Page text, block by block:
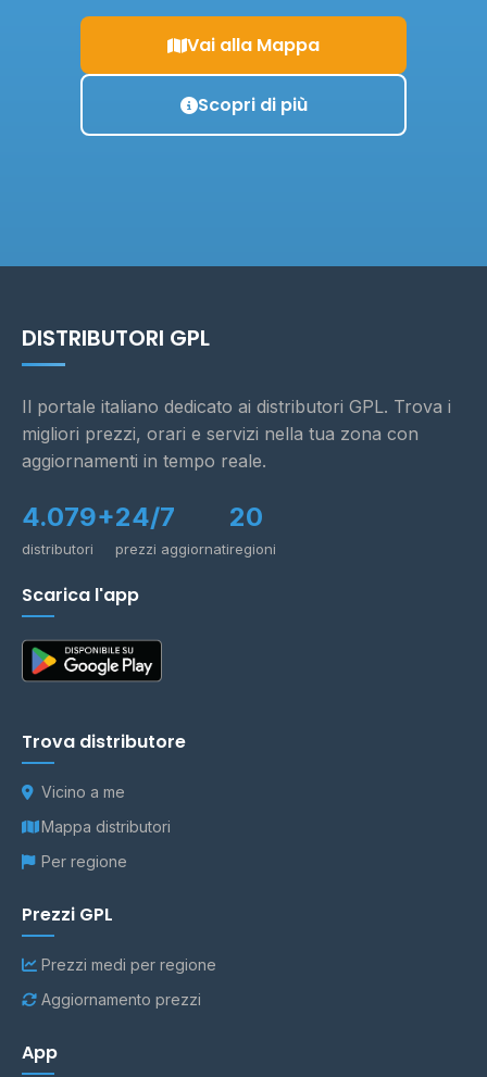
Vai alla Mappa
Scopri di più
DISTRIBUTORI GPL
Il portale italiano dedicato ai distributori GPL. Trova i
migliori prezzi, orari e servizi nella tua zona con
aggiornamenti in tempo reale.
4.079+
distributori
24/7
prezzi aggiornati
20
regioni
Scarica l'app
Trova distributore
Vicino a me
Mappa distributori
Per regione
Prezzi GPL
Prezzi medi per regione
Aggiornamento prezzi
App